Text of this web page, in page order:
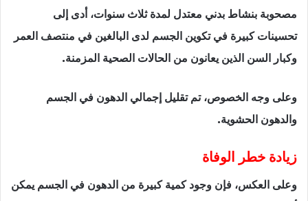
مصحوبة بنشاط بدني معتدل لمدة ثلاث سنوات، أدى إلى
تحسينات كبيرة في تكوين الجسم لدى البالغين في منتصف العمر
وكبار السن الذين يعانون من الحالات الصحية المزمنة.
وعلى وجه الخصوص، تم تقليل إجمالي الدهون في الجسم
والدهون الحشوية.
زيادة خطر الوفاة
وعلى العكس، فإن وجود كمية كبيرة من الدهون في الجسم يمكن